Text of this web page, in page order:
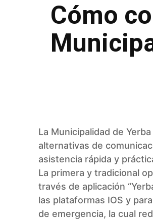
Cómo
La Municipalidad de
alternativas de
asistencia rápida y
La primera y tradicional
través de aplicación
las plataformas IOS y
de emergencia, la cual